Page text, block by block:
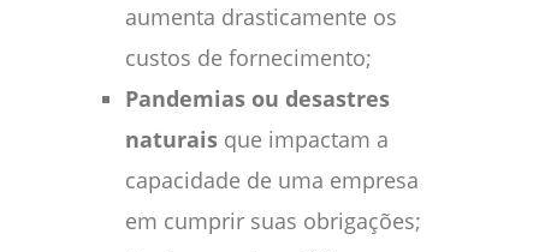
aumenta drasticamente os
custos de fornecimento;
Pandemias ou desastres
naturais que impactam a
capacidade de uma empresa
em cumprir suas obrigações;